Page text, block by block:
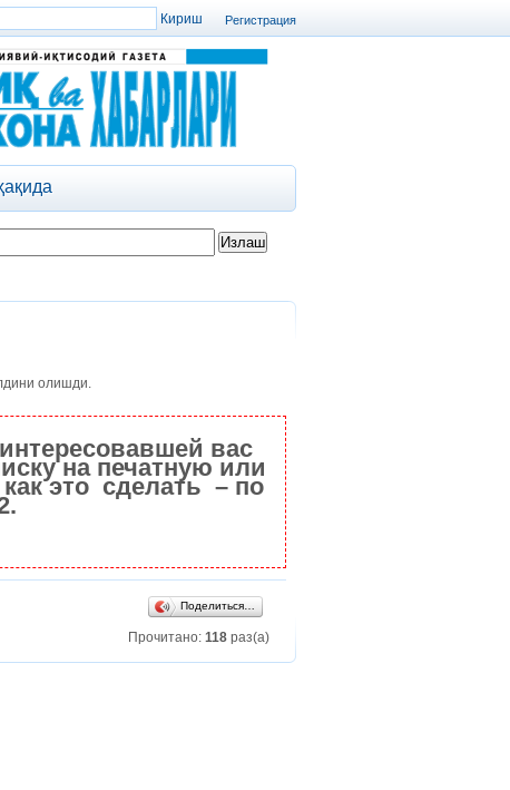
Регистрация
олишди.
вас
на печатную или
это сделать – по
Поделиться…
Прочитано: 118 раз(а)